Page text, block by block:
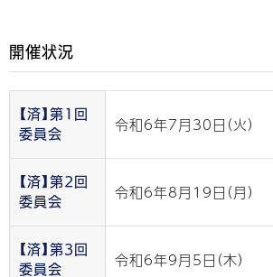
開催状況
【済】第1回
委員会
令和6年7月30日（火）
【済】第2回
委員会
令和6年8月19日（月）
【済】第3回
委員会
令和6年9月5日（木）